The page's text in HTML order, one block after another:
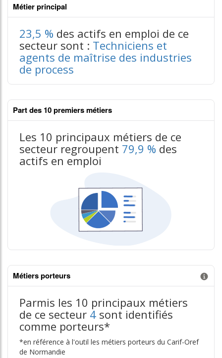
Métier principal
23,5 % des actifs en emploi de ce
secteur sont : Techniciens et
agents de maîtrise des industries
de process
Part des 10 premiers métiers
Les 10 principaux métiers de ce
secteur regroupent 79,9 % des
actifs en emploi
Métiers porteurs
Parmis les 10 principaux métiers
de ce secteur 4 sont identifiés
comme porteurs*
*en référence à l'outil les métiers porteurs du Carif-Oref
de Normandie